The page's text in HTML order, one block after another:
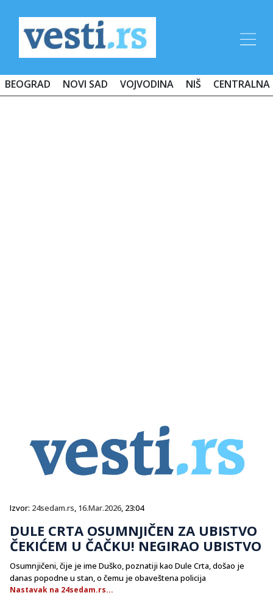
BEOGRAD NOVI SAD VOJVODINA NIŠ CENTRALNA
Izvor: 24sedam.rs, 16.Mar.2026, 23:04
DULE CRTA OSUMNJIČEN ZA UBISTVO
ČEKIĆEM U ČAČKU! NEGIRAO UBISTVO
Osumnjičeni, čije je ime Duško, poznatiji kao Dule Crta, došao je
danas popodne u stan, o čemu je obaveštena policija
Nastavak na 24sedam.rs...